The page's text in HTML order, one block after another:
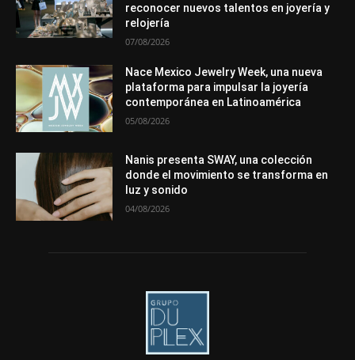
Más
reconocer nuevos talentos en joyería y
relojería
07/08/2026
Nace Mexico Jewelry Week, una nueva
plataforma para impulsar la joyería
contemporánea en Latinoamérica
05/08/2026
Nanis presenta SWAY, una colección
donde el movimiento se transforma en
luz y sonido
04/08/2026